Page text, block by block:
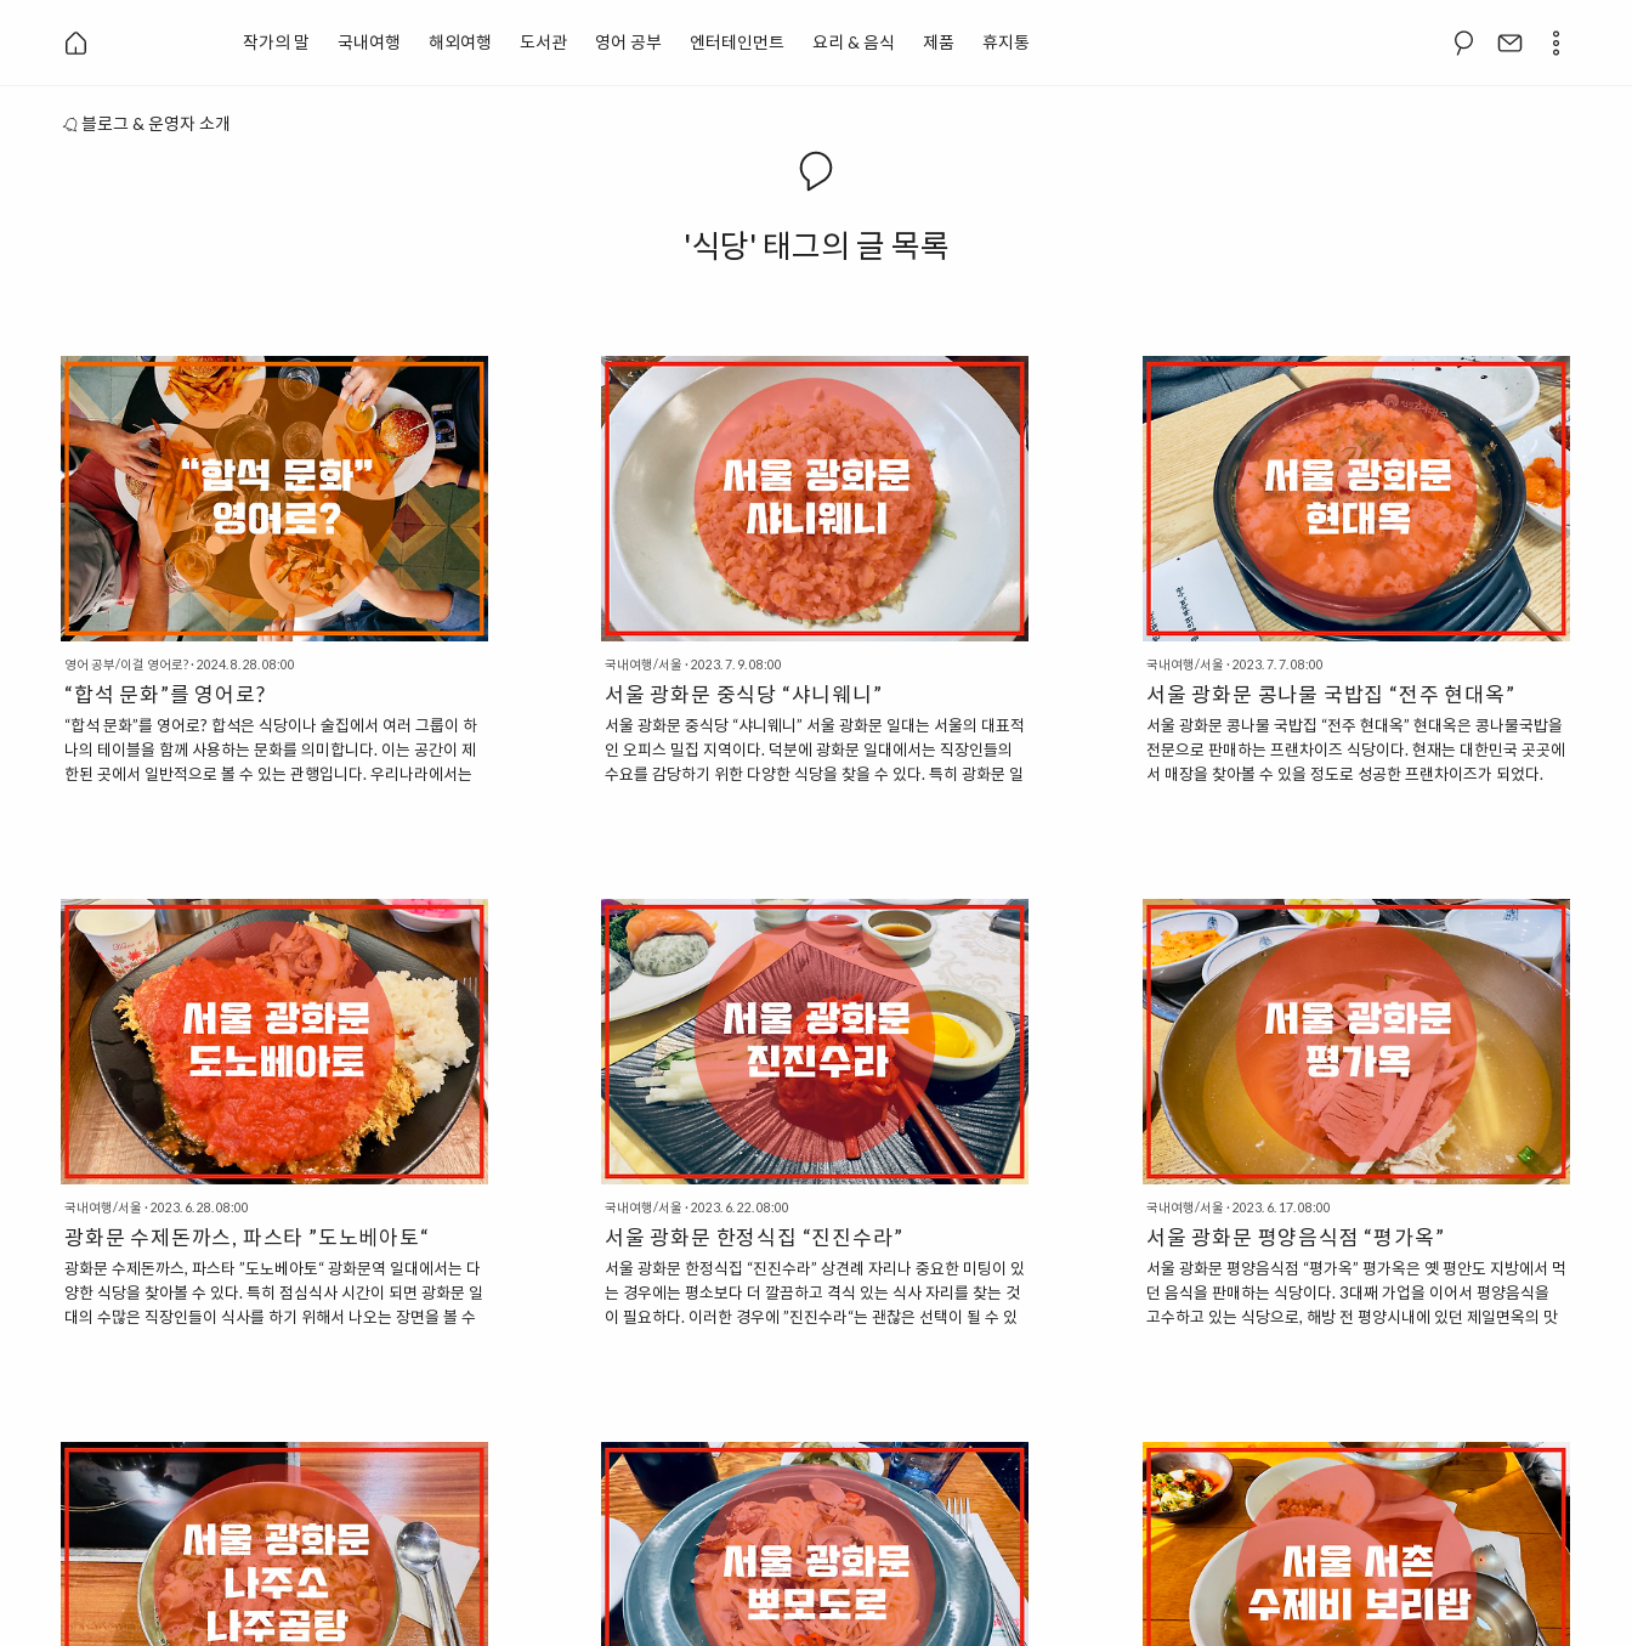
작가의 말 국내여행 해외여행 도서관 영어 공부 엔터테인먼트 요리 & 음식 제품 휴지통
블로그 & 운영자 소개
'식당' 태그의 글 목록
영어 공부/이걸 영어로?· 2024. 8. 28. 08:00
“합석 문화”를 영어로?
“합석 문화”를 영어로? 합석은 식당이나 술집에서 여러 그룹이 하
나의 테이블을 함께 사용하는 문화를 의미합니다. 이는 공간이 제
한된 곳에서 일반적으로 볼 수 있는 관행입니다. 우리나라에서는
= 합석 문화 합석 문화를 설명할 때 가장 적절한 영어 표현입니다.
이 표현은 여러 그룹이 같은 테이블을 공유하는 문화를 나타냅니
다.“In some cultures, table sharing is a common practice in
busy res..
국내여행/서울 · 2023. 7. 9. 08:00
서울 광화문 중식당 “샤니웨니”
서울 광화문 중식당 “샤니웨니” 서울 광화문 일대는 서울의 대표적
인 오피스 밀집 지역이다. 덕분에 광화문 일대에서는 직장인들의
수요를 감당하기 위한 다양한 식당을 찾을 수 있다. 특히 광화문 일
으로 중국집이라고 하기보다는 중식당이라고 칭할 수 있을 정도로
깔끔한 분위기를 자랑하는 식당이다. ”서울 광화문 중식당, 샤니웨
니“ 샤니웨니는 광화문 광장 기준으로 서쪽에서 찾을 수 있다. 지
하철 5호선 광화문역 1번 출구에서 상당히 가까운 곳에 자리하고
있다..
국내여행/서울 · 2023. 7. 7. 08:00
서울 광화문 콩나물 국밥집 “전주 현대옥”
서울 광화문 콩나물 국밥집 “전주 현대옥” 현대옥은 콩나물국밥을
전문으로 판매하는 프랜차이즈 식당이다. 현재는 대한민국 곳곳에
서 매장을 찾아볼 수 있을 정도로 성공한 프랜차이즈가 되었다.
준으로 전국에 146개의 매장을 오픈한 프랜차이즈 식당이 되었
다. “현대옥 콩나물국밥의 특징” 현대옥에서는 식전에 수란과 김을
제공한다. 국밥을 한 숟갈 떠서 그 위에다 김을 올려서 먹는 방향으
로 홍보를 하고 있다. 수란에도 콩나물과 육수를 함께 넣어서 비벼
서 먹으..
국내여행/서울 · 2023. 6. 28. 08:00
광화문 수제돈까스, 파스타 ”도노베아토“
광화문 수제돈까스, 파스타 ”도노베아토“ 광화문역 일대에서는 다
양한 식당을 찾아볼 수 있다. 특히 점심식사 시간이 되면 광화문 일
대의 수많은 직장인들이 식사를 하기 위해서 나오는 장면을 볼 수
노베아토는 수제돈까스, 파스타, 볶음밥 등을 판매하는 식당이다.
경양식집이라고도 불러볼 수 있는 곳이다. 가격대는 메뉴당 약
10,000원 정도로 무난하게 한끼 식사를 해결할 수 있는 곳이다.
또한, 장점이 있다면, 곱빼기 메뉴를 주문할 수 있는데, 메뉴에 따
국내여행/서울 · 2023. 6. 22. 08:00
서울 광화문 한정식집 “진진수라”
서울 광화문 한정식집 “진진수라” 상견례 자리나 중요한 미팅이 있
는 경우에는 평소보다 더 깔끔하고 격식 있는 식사 자리를 찾는 것
이 필요하다. 이러한 경우에 ”진진수라“는 괜찮은 선택이 될 수 있
진“과 ”수라“를 합쳐서 만든 이름이다. 진진과 수라는 아래와 같은
뜻으로 쓰인다. ”진진“ 입에 착 달라붙을 정도로 맛이 좋다. 물건 따
위가 풍성하게 많다. 재미 따위가 매우 있다. “수라” 궁중에서 임금
에게 올리는 진지를 높여 이르는 말 위와 같은 두 단어를..
국내여행/서울 · 2023. 6. 17. 08:00
서울 광화문 평양음식점 “평가옥”
서울 광화문 평양음식점 “평가옥” 평가옥은 옛 평안도 지방에서 먹
던 음식을 판매하는 식당이다. 3대째 가업을 이어서 평양음식을
고수하고 있는 식당으로, 해방 전 평양시내에 있던 제일면옥의 맛
여러 식당이 몰려 있는 광화문 1번 출구 바로 맞은편에 있는 건물
인 “로얄빌딩”에서 찾을 수 있다. 로얄빌딩 지하상가로 내려가는
계단에서 바로 보이는 건물로, 찾기도 쉽다. 평가옥 광화문점은 규
모도 제법 넓은 편이다. 창가의 홀에도 자리가 마련되어 있고, 조그
마한 룸..